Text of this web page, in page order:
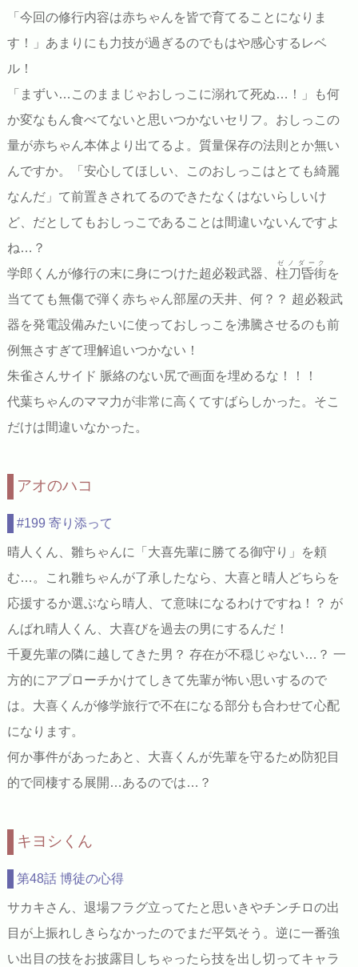
「今回の修行内容は赤ちゃんを皆で育てることになりま
す！」あまりにも力技が過ぎるのでもはや感心するレベ
ル！
「まずい…このままじゃおしっこに溺れて死ぬ…！」も何
か変なもん食べてないと思いつかないセリフ。おしっこの
量が赤ちゃん本体より出てるよ。質量保存の法則とか無い
んですか。「安心してほしい、このおしっこはとても綺麗
なんだ」て前置きされてるのできたなくはないらしいけ
ど、だとしてもおしっこであることは間違いないんですよ
ね…？
学郎くんが修行の末に身につけた超必殺武器、 柱刀昏街
ゼノダーク
を
当てても無傷で弾く赤ちゃん部屋の天井、何？？ 超必殺武
器を発電設備みたいに使っておしっこを沸騰させるのも前
例無さすぎて理解追いつかない！
朱雀さんサイド 脈絡のない尻で画面を埋めるな！！！
代葉ちゃんのママ力が非常に高くてすばらしかった。そこ
だけは間違いなかった。
アオのハコ
#199 寄り添って
晴人くん、雛ちゃんに「大喜先輩に勝てる御守り」を頼
む…。これ雛ちゃんが了承したなら、大喜と晴人どちらを
応援するか選ぶなら晴人、て意味になるわけですね！？ が
んばれ晴人くん、大喜びを過去の男にするんだ！
千夏先輩の隣に越してきた男？ 存在が不穏じゃない…？ 一
方的にアプローチかけてしきて先輩が怖い思いするので
は。大喜くんが修学旅行で不在になる部分も合わせて心配
になります。
何か事件があったあと、大喜くんが先輩を守るため防犯目
的で同棲する展開…あるのでは…？
キヨシくん
第48話 博徒の心得
サカキさん、退場フラグ立ってたと思いきやチンチロの出
目が上振れしきらなかったのでまだ平気そう。逆に一番強
い出目の技をお披露目しちゃったら技を出し切ってキャラ